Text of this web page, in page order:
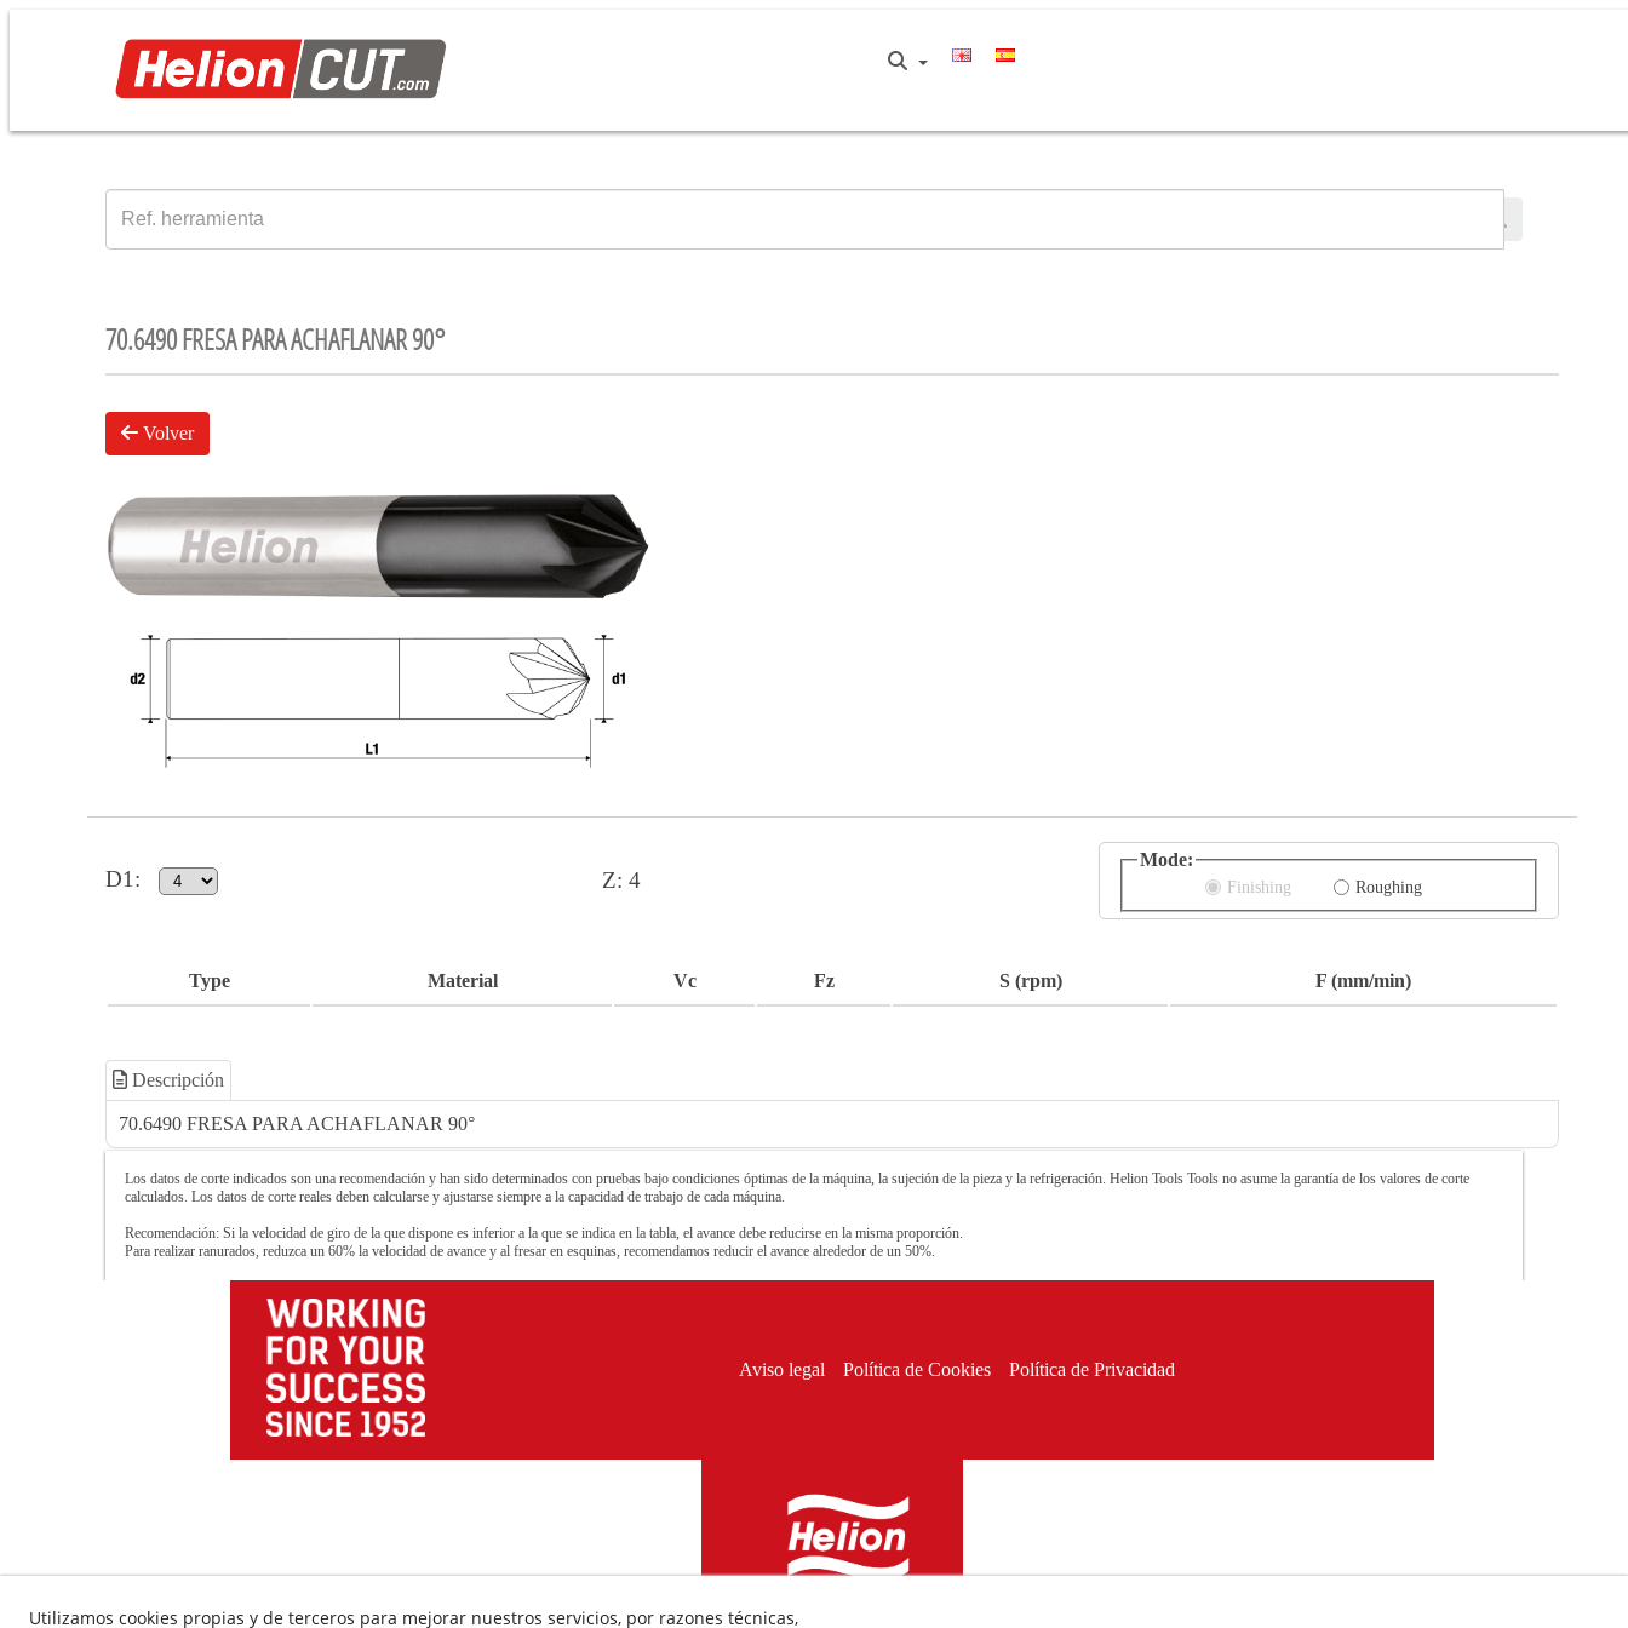
70.6490 FRESA PARA ACHAFLANAR 90°
Volver
D1 : Z: 4
Mode:
Finishing Roughing
Type Material Vc Fz S (rpm) F (mm/min)
Descripción
70.6490 FRESA PARA ACHAFLANAR 90°
Los datos de corte indicados son una recomendación y han sido determinados con pruebas bajo condiciones óptimas de la máquina, la sujeción de la pieza y la refrigeración. Helion Tools Tools no asume la garantía de los valores de corte
calculados. Los datos de corte reales deben calcularse y ajustarse siempre a la capacidad de trabajo de cada máquina.
Recomendación: Si la velocidad de giro de la que dispone es inferior a la que se indica en la tabla, el avance debe reducirse en la misma proporción.
Para realizar ranurados, reduzca un 60% la velocidad de avance y al fresar en esquinas, recomendamos reducir el avance alrededor de un 50%.
Aviso legal Política de Cookies Política de Privacidad
Utilizamos cookies propias y de terceros para mejorar nuestros servicios, por razones técnicas,